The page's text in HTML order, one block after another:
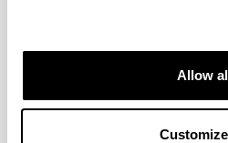
Allow
Customize
Pandémie
Folk Medicine